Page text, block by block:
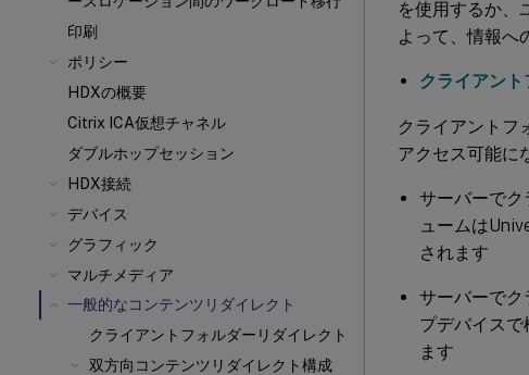
印刷
ポリシー
HDXの概要
Citrix ICA仮想チャネル
ダブルホップセッション
HDX接続
デバイス
グラフィック
マルチメディア
一般的なコンテンツリダイレクト
クライアントフォルダーリダイレクト
双方向コンテンツリダイレクト構成
を使用するか、
よって、情報へ
クライアント
クライアントフ
アクセス可能に
サーバーでク
ュームは
されます
サーバーでク
プデバイス
ます